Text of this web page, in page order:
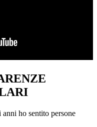
ho sentito persone